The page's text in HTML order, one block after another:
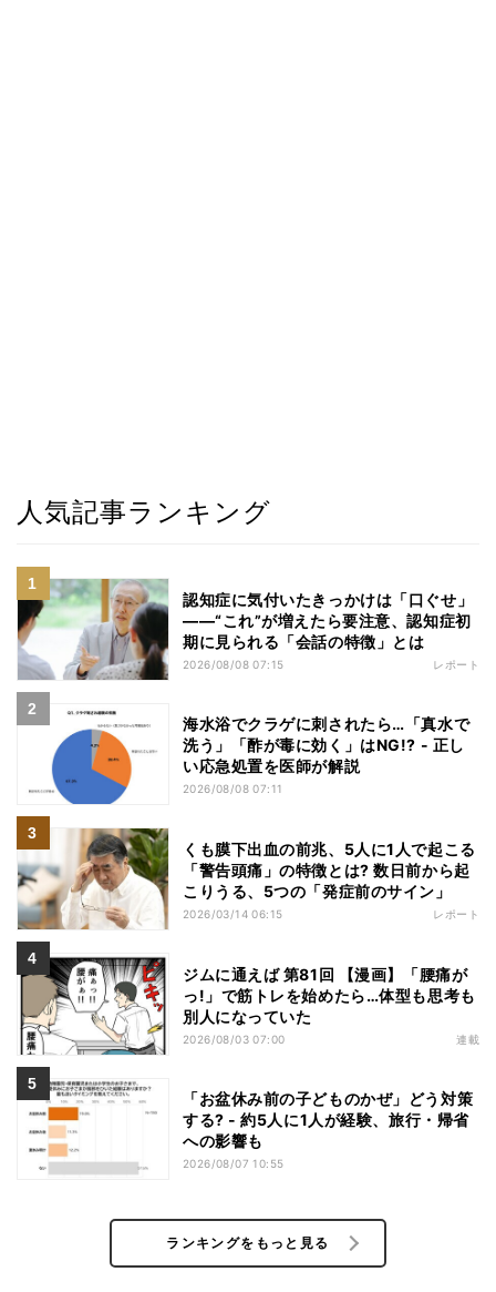
人気記事ランキング
認知症に気付いたきっかけは「口ぐせ」
――“これ”が増えたら要注意、認知症初
期に見られる「会話の特徴」とは
2026/08/08 07:15 レポート
海水浴でクラゲに刺されたら…「真水で
洗う」「酢が毒に効く」はNG!? - 正し
い応急処置を医師が解説
2026/08/08 07:11
くも膜下出血の前兆、5人に1人で起こる
「警告頭痛」の特徴とは? 数日前から起
こりうる、5つの「発症前のサイン」
2026/03/14 06:15 レポート
ジムに通えば 第81回 【漫画】「腰痛が
っ!」で筋トレを始めたら…体型も思考も
別人になっていた
2026/08/03 07:00 連載
「お盆休み前の子どものかぜ」どう対策
する? - 約5人に1人が経験、旅行・帰省
への影響も
2026/08/07 10:55
ランキングをもっと見る